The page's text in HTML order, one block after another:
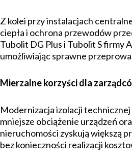
Z kolei przy instalacjach
ciepła i ochrona przewodów
Tubolit DG Plus i Tubolit S firmy
umożliwiając sprawne
Mierzalne korzyści dla
Modernizacja izolacji
mniejsze obciążenie urządzeń
nieruchomości zyskują większą
bez konieczności realizacji